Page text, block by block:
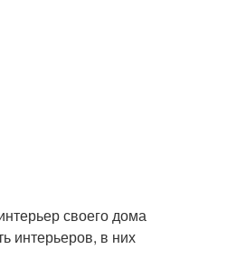
своего дома
интерьеров, в них